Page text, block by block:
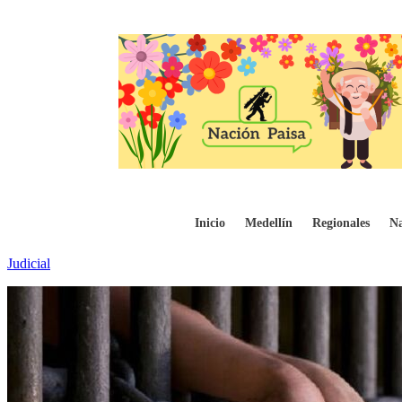
Inicio Medellín Regionales
Condenan a 24 años de prisión a
Judicial